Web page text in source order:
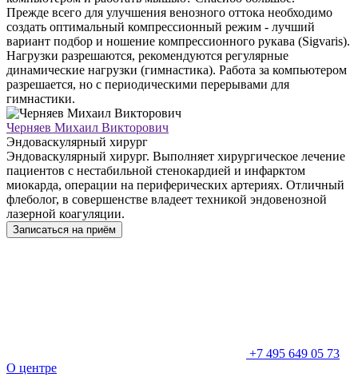
Прежде всего для улучшения венозного оттока необходимо
создать оптимальный компрессионный режим - лучший
вариант подбор и ношение компрессионного рукава (Sigvaris).
Нагрузки разрешаются, рекомендуются регулярные
динамические нагрузки (гимнастика). Работа за компьютером
разрешается, но с периодическими перерывами для
гимнастики.
Черняев Михаил Викторович
Эндоваскулярный хирург
Эндоваскулярный хирург. Выполняет хирургическое лечение
пациентов с нестабильной стенокардией и инфарктом
миокарда, операции на периферических артериях. Отличный
флеболог, в совершенстве владеет техникой эндовенозной
лазерной коагуляции.
Записаться на приём
+7 495 649 05 73
О центре